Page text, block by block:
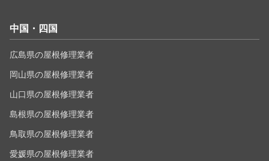
中国・四国
広島県の屋根修理業者
岡山県の屋根修理業者
山口県の屋根修理業者
島根県の屋根修理業者
鳥取県の屋根修理業者
愛媛県の屋根修理業者